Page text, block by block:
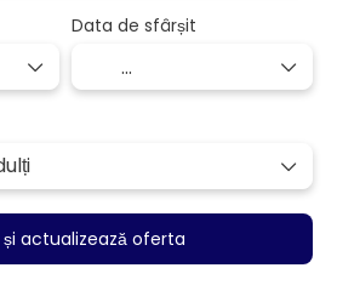
Data de sfârșit
actualizează oferta